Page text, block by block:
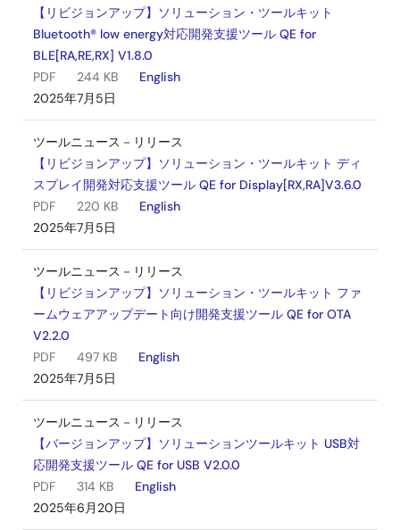
【リビジョンアップ】ソリューション・ツールキット
Bluetooth® low energy対応開発支援ツール QE for
BLE[RA,RE,RX] V1.8.0
PDF
244 KB
English
2025年7月5日
ツールニュース－リリース
【リビジョンアップ】ソリューション・ツールキット ディ
スプレイ開発対応支援ツール QE for Display[RX,RA]V3.6.0
PDF
220 KB
English
2025年7月5日
ツールニュース－リリース
【リビジョンアップ】ソリューション・ツールキット ファ
ームウェアアップデート向け開発支援ツール QE for OTA
V2.2.0
PDF
497 KB
English
2025年7月5日
ツールニュース－リリース
【バージョンアップ】ソリューションツールキット USB対
応開発支援ツール QE for USB V2.0.0
PDF
314 KB
English
2025年6月20日